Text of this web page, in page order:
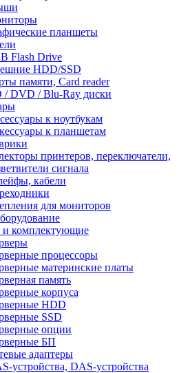
планшеты
Flash Drive
HDD/SSD
памяти, Card reader
/ DVD / Blu-Ray диски
к ноутбукам
к планшетам
принтеров, переключатели,
сигнала
кабели
для мониторов
и комплектующие
процессоры
материнские платы
память
корпуса
HDD
SSD
опции
БП
адаптеры
устройства, DAS-устройства